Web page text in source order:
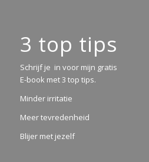
3 top tips
Schrijf je in voor mijn gratis
E-book met 3 top tips.
Minder irritatie
Meer tevredenheid
Blijer met jezelf